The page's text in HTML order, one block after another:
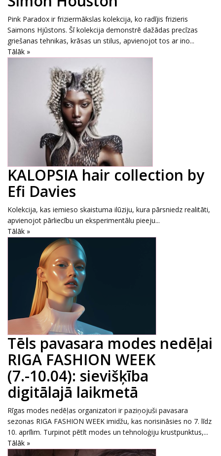
Pink Paradox ir friziermākslas kolekcija, ko radījis frizieris
Saimons Hjūstons. Šī kolekcija demonstrē dažādas precīzas
griešanas tehnikas, krāsas un stilus, apvienojot tos ar ino...
Tālāk »
KALOPSIA hair collection by
Efi Davies
Kolekcija, kas iemieso skaistuma ilūziju, kura pārsniedz realitāti,
apvienojot pārliecību un eksperimentālu pieeju...
Tālāk »
Tēls pavasara modes nedēļai
RIGA FASHION WEEK
(7.-10.04): sievišķība
digitālajā laikmetā
Rīgas modes nedēļas organizatori ir paziņojuši pavasara
sezonas RIGA FASHION WEEK imidžu, kas norisināsies no 7. līdz
10. aprīlim. Turpinot pētīt modes un tehnoloģiju krustpunktus,...
Tālāk »